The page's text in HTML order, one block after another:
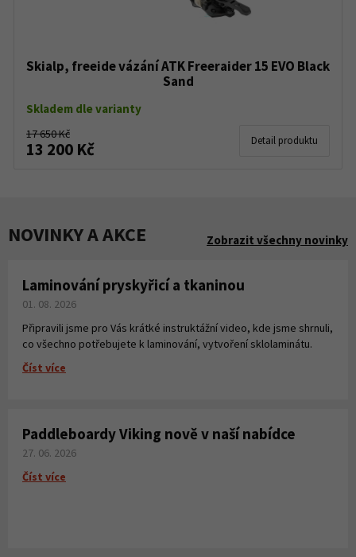
Skialp, freeide vázání ATK Freeraider 15 EVO Black
Sand
Skladem dle varianty
17 650 Kč
13 200 Kč Detail produktu
NOVINKY A AKCE Zobrazit všechny novinky
Laminování pryskyřicí a tkaninou
01. 08. 2026
Připravili jsme pro Vás krátké instruktážní video, kde jsme shrnuli,
co všechno potřebujete k laminování, vytvoření sklolaminátu.
Číst více
Paddleboardy Viking nově v naší nabídce
27. 06. 2026
Číst více